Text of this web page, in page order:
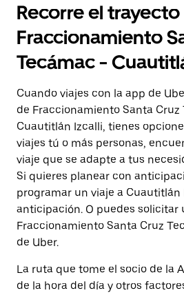
Recorre el trayecto
Fraccionamiento
Tecámac -
Cuando viajes con la app de
de Fraccionamiento Santa Cruz
Cuautitlán Izcalli, tienes
viajes tú o más personas,
viaje que se adapte a tus
Si quieres planear con
programar un viaje a Cuautitlán
anticipación. O puedes solicitar
Fraccionamiento Santa Cruz
de Uber.
La ruta que tome el socio de la
de la hora del día y otros